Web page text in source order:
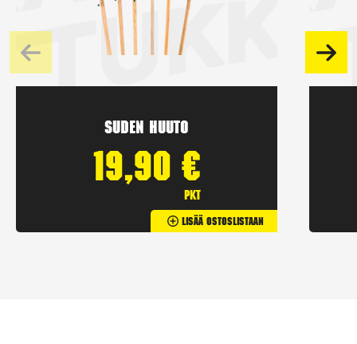
Suden huuto
19,90 €
pkt
Lisää Ostoslistaan